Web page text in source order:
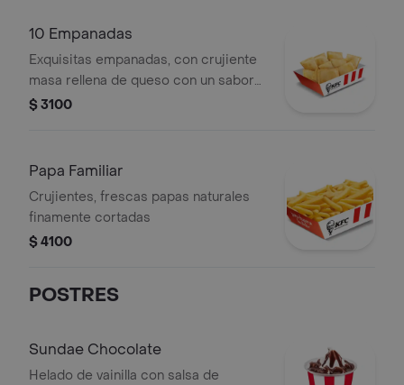
10 Empanadas
Exquisitas empanadas, con crujiente
masa rellena de queso con un sabor
delicioso seleccionado por
$ 3100
Papa Familiar
Crujientes, frescas papas naturales
finamente cortadas
$ 4100
POSTRES
Sundae Chocolate
Helado de vainilla con salsa de